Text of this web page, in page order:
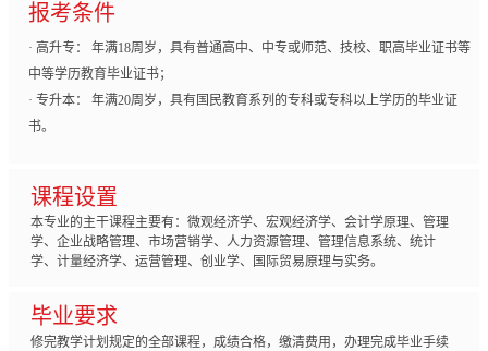
报考条件
· 高升专： 年满18周岁，具有普通高中、中专或师范、技校、职高毕业证书等
中等学历教育毕业证书；
· 专升本： 年满20周岁，具有国民教育系列的专科或专科以上学历的毕业证
书。
课程设置
本专业的主干课程主要有：微观经济学、宏观经济学、会计学原理、管理
学、企业战略管理、市场营销学、人力资源管理、管理信息系统、统计
学、计量经济学、运营管理、创业学、国际贸易原理与实务。
毕业要求
修完教学计划规定的全部课程，成绩合格，缴清费用，办理完成毕业手续